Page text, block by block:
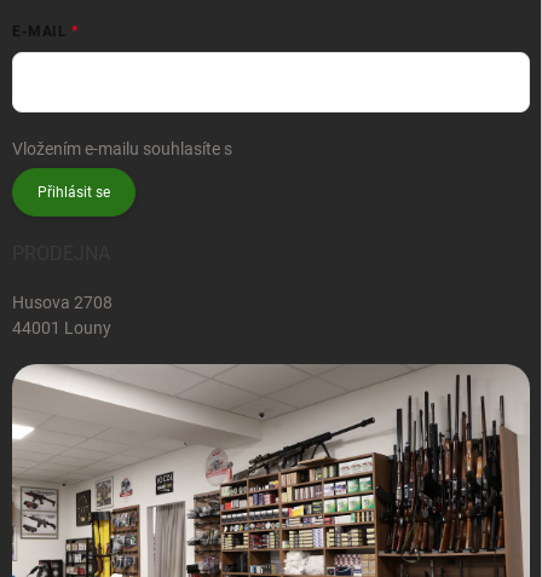
E-MAIL
Vložením e-mailu souhlasíte s
Přihlásit se
Husova 2708
44001 Louny